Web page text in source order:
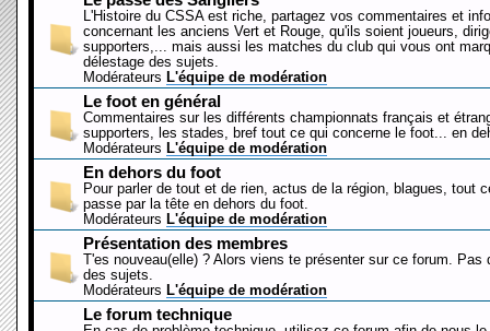
L'Histoire du CSSA est riche, partagez vos commentaires et
concernant les anciens Vert et Rouge, qu'ils soient joueurs,
supporters,... mais aussi les matches du club qui vous ont
délestage des sujets.
Modérateurs L'équipe de modération
Le foot en général
Commentaires sur les différents championnats français et
supporters, les stades, bref tout ce qui concerne le foot... en
Modérateurs L'équipe de modération
En dehors du foot
Pour parler de tout et de rien, actus de la région, blagues, tout
passe par la tête en dehors du foot.
Modérateurs L'équipe de modération
Présentation des membres
T'es nouveau(elle) ? Alors viens te présenter sur ce forum. Pas
des sujets.
Modérateurs L'équipe de modération
Le forum technique